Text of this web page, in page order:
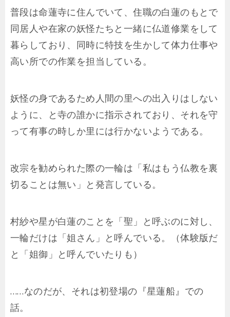
普段は命蓮寺に住んでいて、住職の白蓮のもとで
同居人や在家の妖怪たちと一緒に仏道修業をして
暮らしており、同時に特技を生かして体力仕事や
高い所での作業を担当している。
妖怪の身であるため人間の里への出入りはしない
ように、と寺の誰かに指示されており、それを守
って有事の時しか里には行かないようである。
改宗を勧められた際の一輪は「私はもう仏教を裏
切ることは無い」と発言している。
村紗や星が白蓮のことを「聖」と呼ぶのに対し、
一輪だけは「姐さん」と呼んでいる。（体験版だ
と「姐御」と呼んでいたりも）
……なのだが、それは初登場の『星蓮船』での
話。